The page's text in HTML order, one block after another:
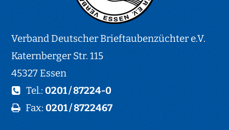
Verband Deutscher Brieftaubenzüchter e.V.
Katernberger Str. 115
45327 Essen
Tel.:0201 / 87224-0
Fax:0201 / 8722467